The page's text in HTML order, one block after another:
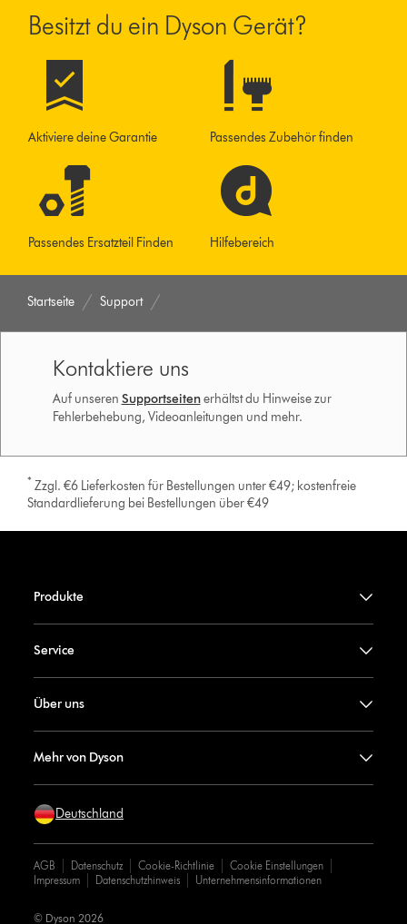
Besitzt du ein Dyson Gerät?
Aktiviere deine Garantie Passendes Zubehör finden
Passendes Ersatzteil Finden Hilfebereich
Startseite Support
Kontaktiere uns
Auf unseren Supportseiten erhältst du Hinweise zur
Fehlerbehebung, Videoanleitungen und mehr.
* Zzgl. €6 Lieferkosten für Bestellungen unter €49; kostenfreie
Standardlieferung bei Bestellungen über €49
Produkte
Service
Über uns
Mehr von Dyson
Deutschland
AGB Datenschutz Cookie-Richtlinie
Cookie Einstellungen
Impressum
Datenschutzhinweis Unternehmensinformationen
© Dyson 2026